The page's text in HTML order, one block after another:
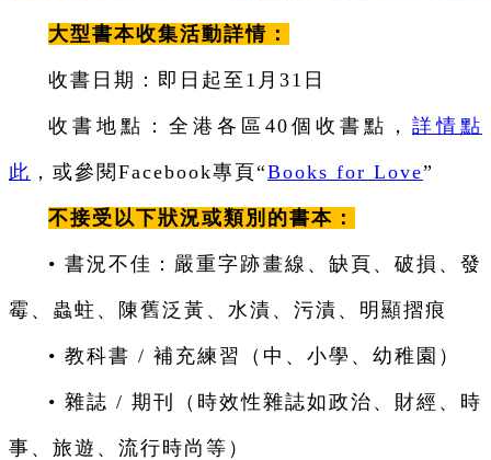
大型書本收集活動詳情：
收書日期：即日起至1月31日
收書地點：全港各區40個收書點， 詳情點
此 ，或參閱Facebook專頁“Books for Love”
不接受以下狀況或類別的書本：
• 書況不佳：嚴重字跡畫線、缺頁、破損、發
霉、蟲蛀、陳舊泛黃、水漬、污漬、明顯摺痕
• 教科書 / 補充練習（中、小學、幼稚園）
• 雜誌 / 期刊（時效性雜誌如政治、財經、時
事、旅遊、流行時尚等）